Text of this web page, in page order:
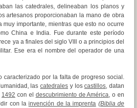
las catedrales, delineaban los planos y
artesanos proporcionaban la mano de obra
importante, mientras que esto no ocurre
China e India. Fue durante este período
ya a finales del siglo VIII o a principios del
Ese era el nombre del operador de una
caracterizado por la falta de progreso social.
lascatedrales y loscastillos, datan
1492 con el descubrimiento de América, o en
con lainvención de la imprenta (Biblia de